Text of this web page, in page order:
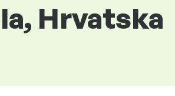
Hrvatska